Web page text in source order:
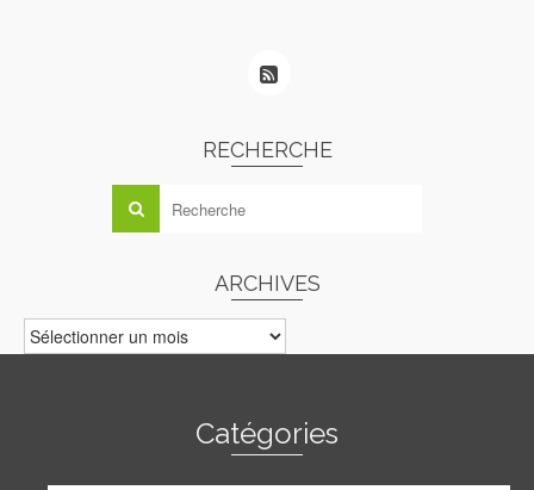
RECHERCHE
ARCHIVES
ARCHIVES
Catégories